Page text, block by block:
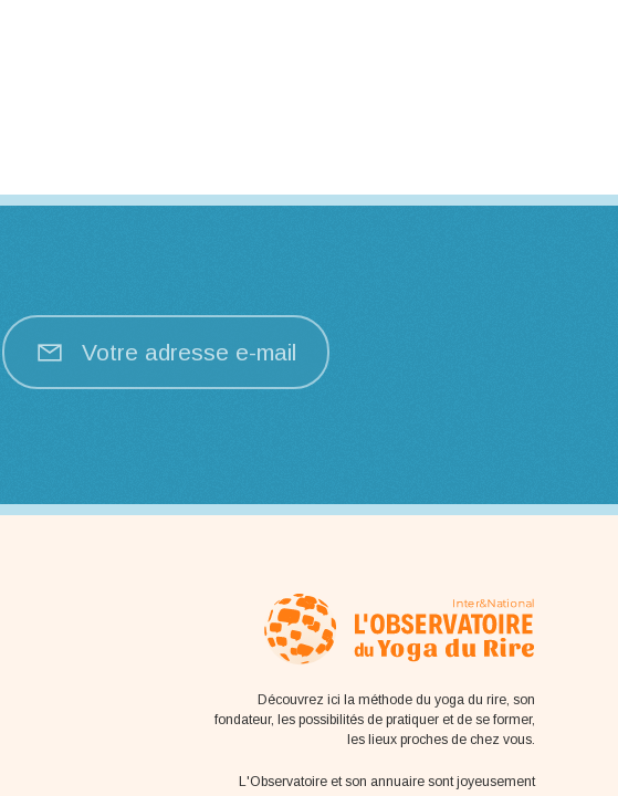
Votre adresse e-mail
Découvrez ici la méthode du yoga du rire, son
fondateur, les possibilités de pratiquer et de se former,
les lieux proches de chez vous.
L'Observatoire et son annuaire sont joyeusement